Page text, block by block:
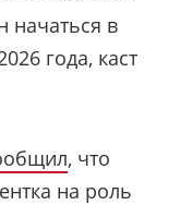
начаться в
года, каст
, что
на роль